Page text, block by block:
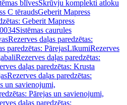
blīvesSkrūvju komplekti atloku
C tēraudsGeberit Mapress
Geberit Mapress
Sistēmas caurules
Rezerves daļas paredzētas:
paredzētas: PārejasLīkumiRezerves
Rezerves daļas paredzētas:
daļas paredzētas: Krusta
Rezerves daļas paredzētas:
un savienojumi,
Pārejas un savienojumi,
daļas paredzētas: